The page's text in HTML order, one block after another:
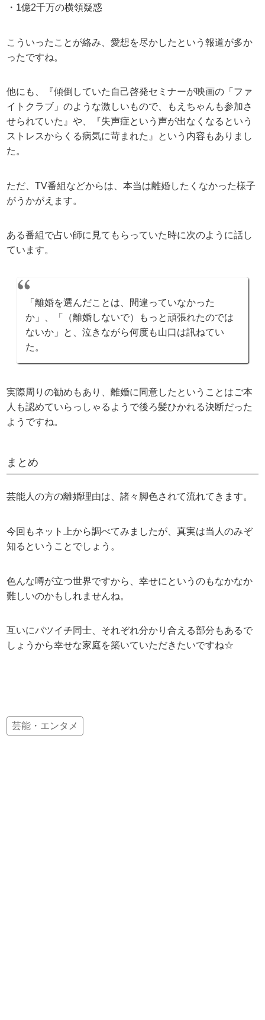
・1億2千万の横領疑惑
こういったことが絡み、愛想を尽かしたという報道が多か
ったですね。
他にも、『傾倒していた自己啓発セミナーが映画の「ファ
イトクラブ」のような激しいもので、もえちゃんも参加さ
せられていた』や、『失声症という声が出なくなるという
ストレスからくる病気に苛まれた』という内容もありまし
た。
ただ、TV番組などからは、本当は離婚したくなかった様子
がうかがえます。
ある番組で占い師に見てもらっていた時に次のように話し
ています。
「離婚を選んだことは、間違っていなかった
か」、「（離婚しないで）もっと頑張れたのでは
ないか」と、泣きながら何度も山口は訊ねてい
た。
実際周りの勧めもあり、離婚に同意したということはご本
人も認めていらっしゃるようで後ろ髪ひかれる決断だった
ようですね。
まとめ
芸能人の方の離婚理由は、諸々脚色されて流れてきます。
今回もネット上から調べてみましたが、真実は当人のみぞ
知るということでしょう。
色んな噂が立つ世界ですから、幸せにというのもなかなか
難しいのかもしれませんね。
互いにバツイチ同士、それぞれ分かり合える部分もあるで
しょうから幸せな家庭を築いていただきたいですね☆
芸能・エンタメ